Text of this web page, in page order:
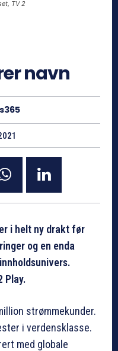
TV 2
navn
i helt ny drakt før
og en enda
Play.
strømmekunder.
i verdensklasse.
med globale